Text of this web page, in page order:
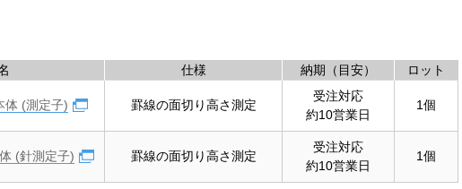
仕様 納期（目安） ロット
体 (測定子) 罫線の面切り高さ測定
受注対応
約10営業日
1個
(針測定子) 罫線の面切り高さ測定
受注対応
約10営業日
1個